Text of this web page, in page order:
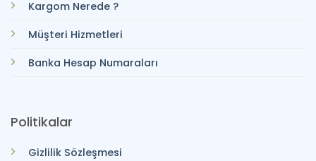
Kargom Nerede ?
Müşteri Hizmetleri
Banka Hesap Numaraları
Politikalar
Gizlilik Sözleşmesi